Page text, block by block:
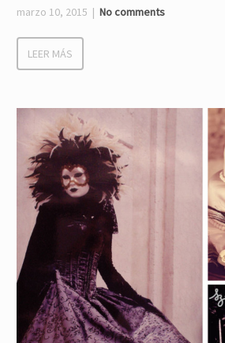
marzo 10, 2015 No comments
LEER MÁS